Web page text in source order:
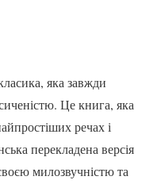
яка завжди
Це книга, яка
речах і
перекладена версія
милозвучністю та